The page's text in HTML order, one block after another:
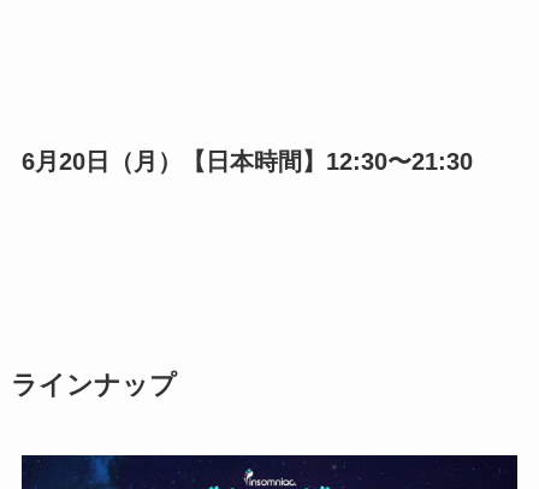
6月20日（月）【日本時間】12:30〜21:30
ラインナップ